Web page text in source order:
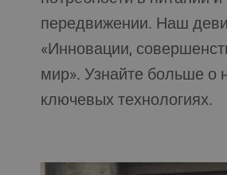
передвижении. Наш
«Инновации,
мир». Узнайте больше о
ключевых технологиях.